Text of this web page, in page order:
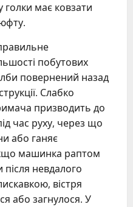
має ковзати
побутових
повернений назад
Слабко
призводить до
час руху, через що
або ганяє
машинка раптом
після невдалого
вістря
або загнулося. У